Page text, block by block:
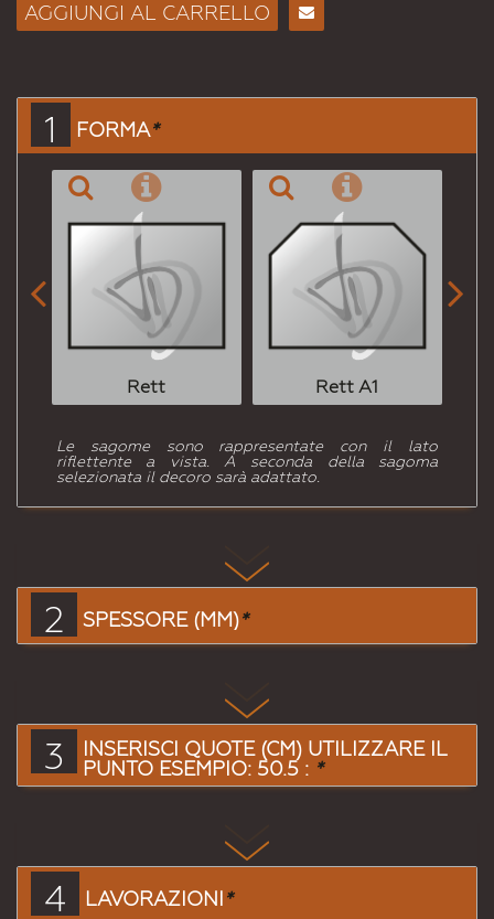
AGGIUNGI AL CARRELLO
1 FORMA*
Rett Rett A1
 
Le sagome sono rappresentate con il lato
riflettente a vista. A seconda della sagoma
selezionata il decoro sarà adattato.
2 SPESSORE (MM)*
3
INSERISCI QUOTE (CM) UTILIZZARE IL
PUNTO ESEMPIO: 50.5 : *
4 LAVORAZIONI*